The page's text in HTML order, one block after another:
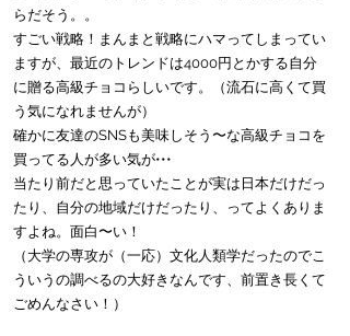
らだそう。。
すごい戦略！まんまと戦略にハマってしまってい
ますが、最近のトレンドは4000円とかする自分
に贈る高級チョコらしいです。（流石に高くて買
う気になれませんが）
確かに友達のSNSも美味しそう〜な高級チョコを
買ってる人が多い気が•••
当たり前だと思っていたことが実は日本だけだっ
たり、自分の地域だけだったり、ってよくありま
すよね。面白〜い！
（大学の専攻が（一応）文化人類学だったのでこ
ういうの調べるの大好きなんです、前置き長くて
ごめんなさい！）